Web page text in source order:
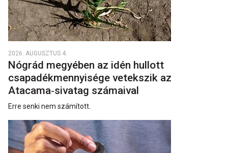
2026. AUGUSZTUS 4.
Nógrád megyében az idén hullott
csapadékmennyisége vetekszik az
Atacama‑sivatag számaival
Erre senki nem számított.